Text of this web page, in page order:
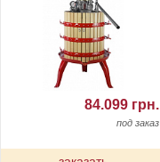
84.099 грн.
под заказ